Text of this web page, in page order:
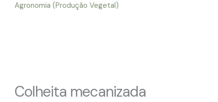
Agronomia (Produção Vegetal)
Colheita mecanizada